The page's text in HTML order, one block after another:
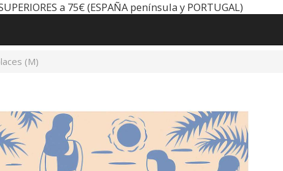
a 75€ (ESPAÑA península y PORTUGAL)
(M)